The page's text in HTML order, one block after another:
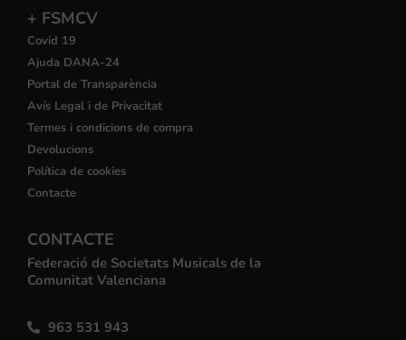
+ FSMCV
Covid 19
Ajuda DANA-24
Portal de Transparència
Avís Legal i de Privacitat
Termes i condicions de compra
Devolucions
Política de cookies
Contacte
CONTACTE
Federació de Societats Musicals de la
Comunitat Valenciana
963 531 943